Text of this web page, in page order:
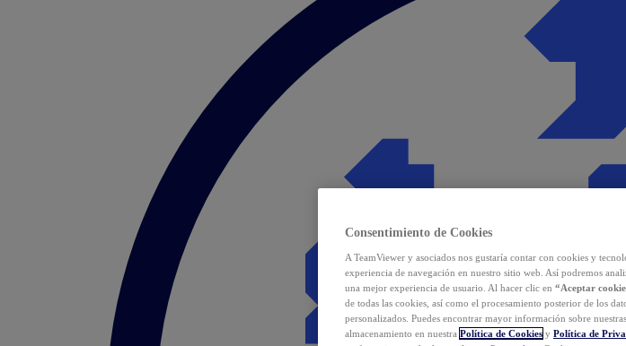
Consentimiento de Cookies
A TeamViewer y asociados nos gustaría contar con cookies y
experiencia de navegación en nuestro sitio web. Así podremos
una mejor experiencia de usuario. Al hacer clic en “Aceptar
de todas las cookies, así como el procesamiento posterior de los
personalizados. Puedes encontrar mayor información sobre
almacenamiento en nuestra Política de Cookies y Política de